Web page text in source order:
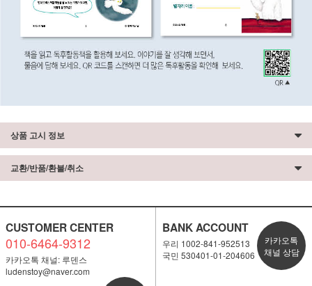
상품 고시 정보
교환/반품/환불/취소
CUSTOMER CENTER
010-6464-9312
카카오톡 채널: 루덴스
ludenstoy@naver.com
BANK ACCOUNT
우리 1002-841-952513
국민 530401-01-204606
카카오톡
채널 상담